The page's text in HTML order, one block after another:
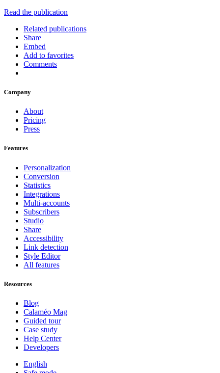
Read the publication
Related publications
Share
Embed
Add to favorites
Comments
Company
About
Pricing
Press
Features
Personalization
Conversion
Statistics
Integrations
Multi-accounts
Subscribers
Studio
Share
Accessibility
Link detection
Style Editor
All features
Resources
Blog
Calaméo Mag
Guided tour
Case study
Help Center
Developers
English